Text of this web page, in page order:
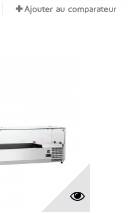
Ajouter au comparateur